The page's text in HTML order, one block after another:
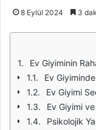
8 Eylül 2024 3
Ev Giyiminin
Ev
Ev Giyimi
Ev Giyimi
Psikolojik